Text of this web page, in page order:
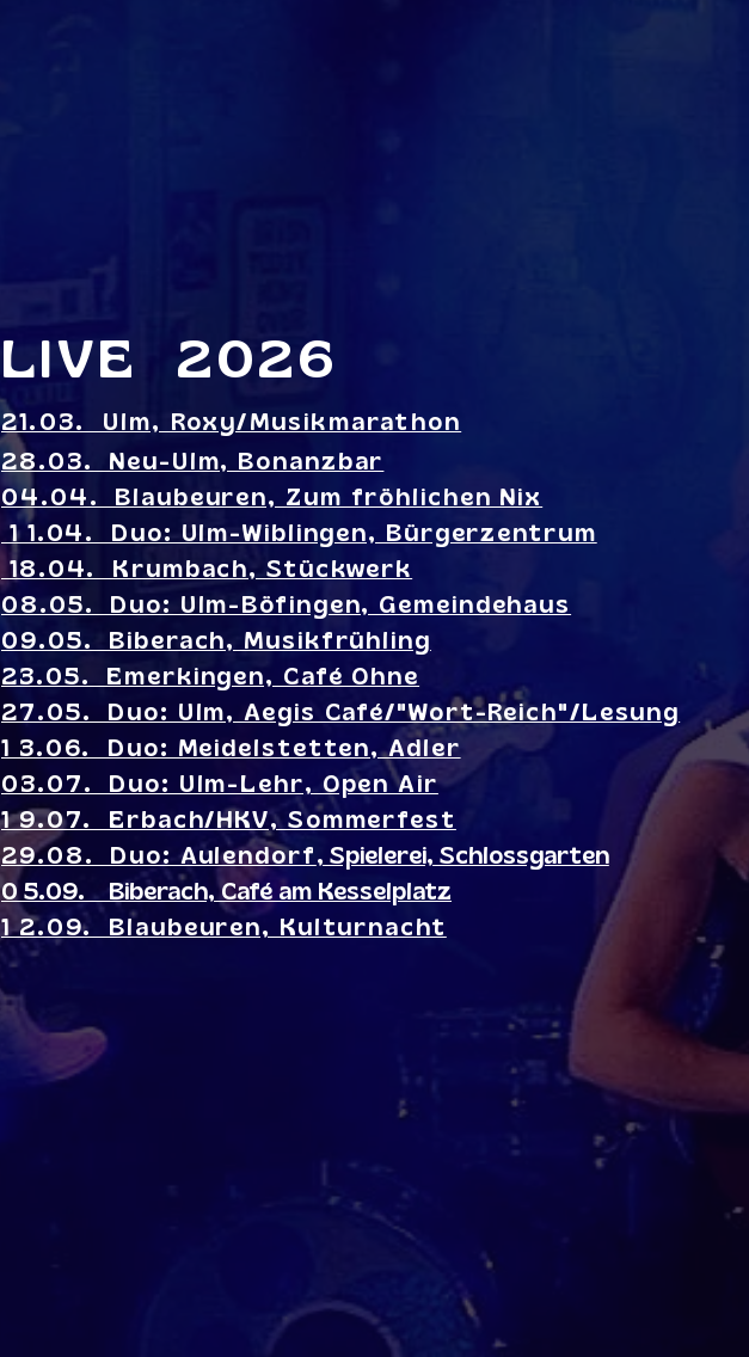
LIVE 2026
21.03. Ulm, Roxy/Musikmarathon
28.03. Neu-Ulm, Bonanzbar
04.04. Blaubeuren, Zum fröhlichen Nix
1 1.04. Duo: Ulm-Wiblingen, Bürgerzentrum
18.04. Krumbach, Stückwerk
08.05. Duo: Ulm-Böfingen, Gemeindehaus
09.05. Biberach, Musikfrühling
23.05. Emerkingen, Café Ohne
27.05. Duo: Ulm, Aegis Café/"Wort-Reich"/Lesung
1 3.06. Duo: Meidelstetten, Adler
03.07. Duo: Ulm-Lehr, Open Air
1 9.07. Erbach/HKV, Sommerfest
29.08. Duo: Aulendorf, Spielerei, Schlossgarten
0 5.09. Biberach, Café am Kesselplatz
1 2.09. Blaubeuren, Kulturnacht